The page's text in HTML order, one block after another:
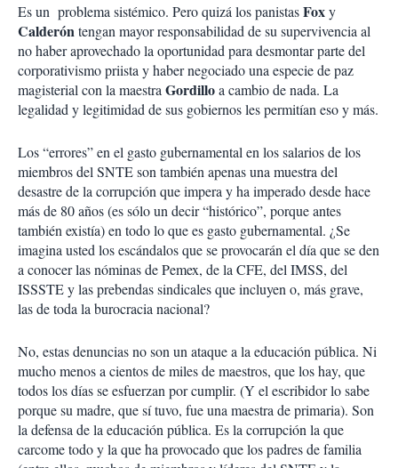
Es un problema sistémico. Pero quizá los panistasFoxy
Calderóntengan mayor responsabilidad de su supervivencia al
no haber aprovechado la oportunidad para desmontar parte del
corporativismo priista y haber negociado una especie de paz
magisterial con la maestra Gordilloa cambio de nada. La
legalidad y legitimidad de sus gobiernos les permitían eso y más.
Los “errores” en el gasto gubernamental en los salarios de los
miembros del SNTE son también apenas una muestra del
desastre de la corrupción que impera y ha imperado desde hace
más de 80 años (es sólo un decir “histórico”, porque antes
también existía) en todo lo que es gasto gubernamental. ¿Se
imagina usted los escándalos que se provocarán el día que se den
a conocer las nóminas de Pemex, de la CFE, del IMSS, del
ISSSTE y las prebendas sindicales que incluyen o, más grave,
las de toda la burocracia nacional?
No, estas denuncias no son un ataque a la educación pública. Ni
mucho menos a cientos de miles de maestros, que los hay, que
todos los días se esfuerzan por cumplir. (Y el escribidor lo sabe
porque su madre, que sí tuvo, fue una maestra de primaria). Son
la defensa de la educación pública. Es la corrupción la que
carcome todo y la que ha provocado que los padres de familia